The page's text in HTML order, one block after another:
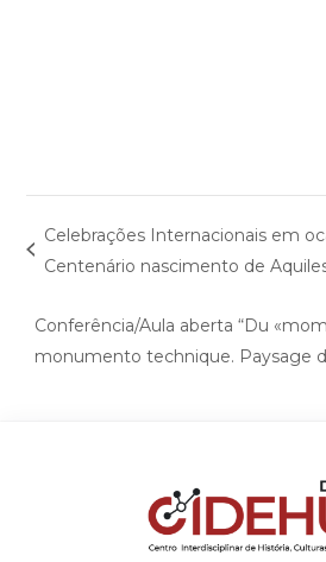
Celebrações Internacionais em
Centenário nascimento de
Conferência/Aula aberta “Du
monumento technique. Paysage